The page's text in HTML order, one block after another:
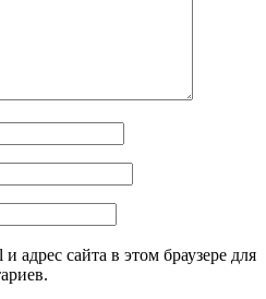
адрес сайта в этом браузере для